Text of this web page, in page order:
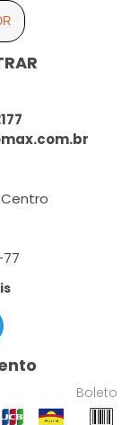
Centro
77
Boleto